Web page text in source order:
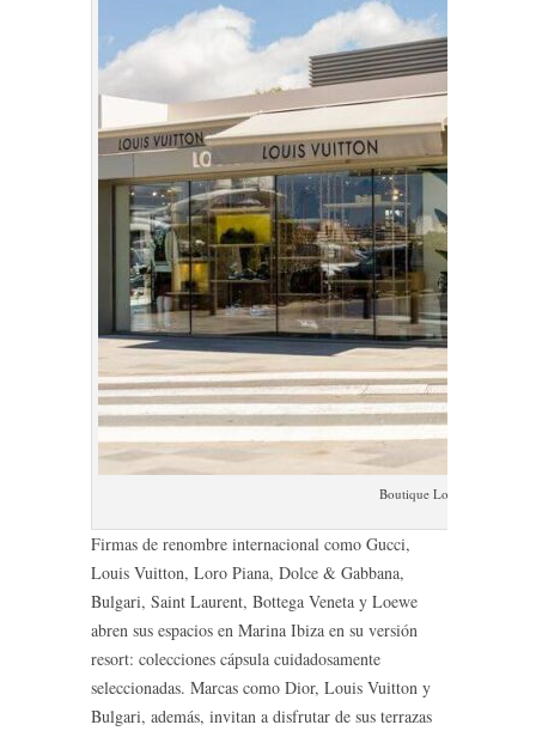
Boutique Louis Vuitton
Firmas de renombre internacional como Gucci,
Louis Vuitton, Loro Piana, Dolce & Gabbana,
Bulgari, Saint Laurent, Bottega Veneta y Loewe
abren sus espacios en Marina Ibiza en su versión
resort: colecciones cápsula cuidadosamente
seleccionadas. Marcas como Dior, Louis Vuitton y
Bulgari, además, invitan a disfrutar de sus terrazas